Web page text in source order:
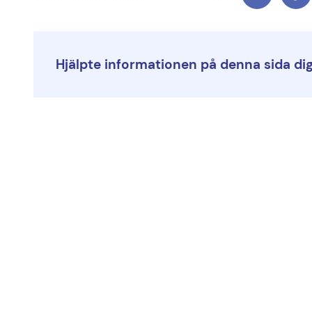
Hjälpte informationen på denna sida